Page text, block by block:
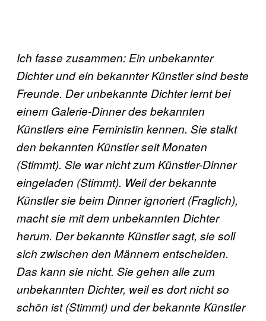
Ich fasse zusammen: Ein unbekannter
Dichter und ein bekannter Künstler sind beste
Freunde. Der unbekannte Dichter lernt bei
einem Galerie-Dinner des bekannten
Künstlers eine Feministin kennen. Sie stalkt
den bekannten Künstler seit Monaten
(Stimmt). Sie war nicht zum Künstler-Dinner
eingeladen (Stimmt). Weil der bekannte
Künstler sie beim Dinner ignoriert (Fraglich),
macht sie mit dem unbekannten Dichter
herum. Der bekannte Künstler sagt, sie soll
sich zwischen den Männern entscheiden.
Das kann sie nicht. Sie gehen alle zum
unbekannten Dichter, weil es dort nicht so
schön ist (Stimmt) und der bekannte Künstler